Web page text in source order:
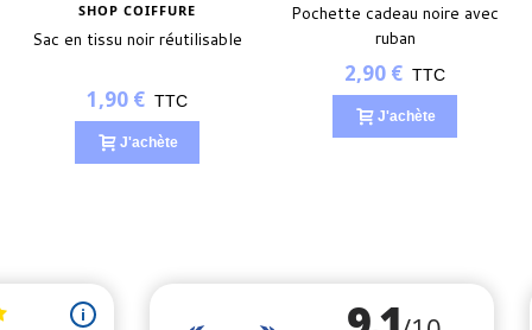
SHOP COIFFURE
Sac en tissu noir réutilisable
1,90 € TTC
J'achète
Pochette cadeau noire avec
ruban
2,90 € TTC
J'achète